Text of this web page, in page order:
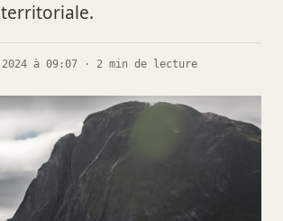
2024 à 09:07 · 2 min de lecture